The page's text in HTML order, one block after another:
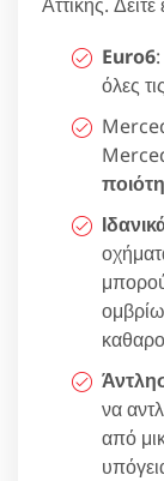
Euro6
όλες
να
από